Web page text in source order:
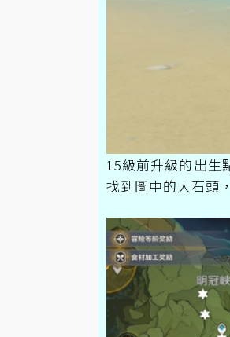
15級前升級的出生
找到圖中的大石頭